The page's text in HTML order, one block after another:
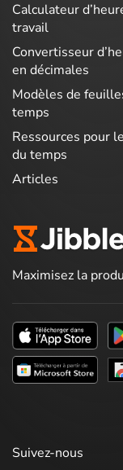
Calculateur
travail
Convertisseur
en décimales
Modèles de
temps
Ressources pour
du temps
Articles
Maximisez la
Suivez-nous